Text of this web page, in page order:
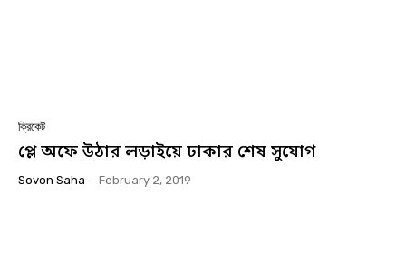
ক্রিকেট
প্লে অফে উঠার লড়াইয়ে ঢাকার শেষ সুযোগ
Sovon Saha - February 2, 2019